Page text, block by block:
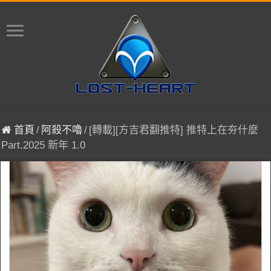
首頁 / 阿殺不嚕/ [轉載][方吉君翻推特] 推特上在夯什麼
Part.2025 新年 1.0